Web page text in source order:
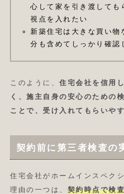
心して家を引き渡しても
視点を入れたい
新築住宅は大きな買い物
分も含めてしっかり確認
このように、 住宅会社を信用
く、施主自身の安心のための
ことで、受け入れてもらいや
契約前に第三者検査の
住宅会社がホームインスペク
理由の一つは、 契約時点で検